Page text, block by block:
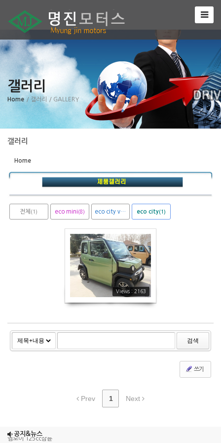
갤러리
Home / 갤러리 / GALLERY
갤러리
Home
전체 (1) eco mini (8) eco city van eco city(1)
Views : 2163
에코 시티
2163
검색
쓰기
Prev 1 Next
공지&뉴스
엠보이 125cc삼륜
Sketchbook5, 스케치북5
Sketchbook5, 스케치북5